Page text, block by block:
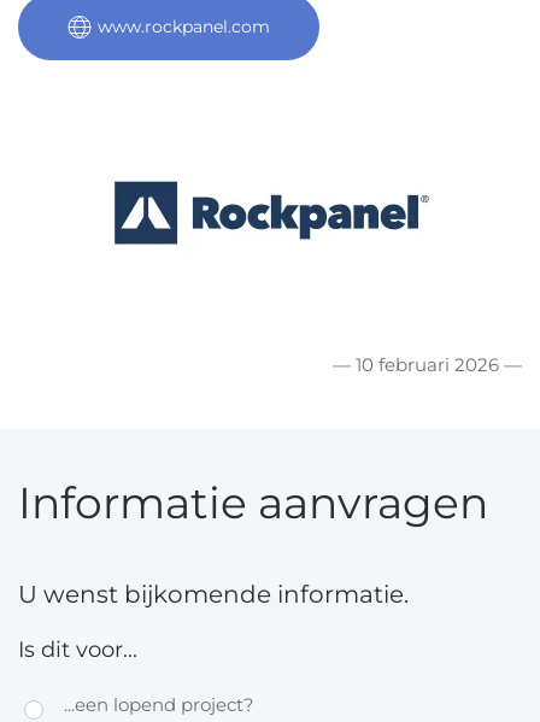
www.rockpanel.com
— 10 februari 2026 —
Informatie aanvragen
U wenst bijkomende informatie.
Is dit voor...
...een lopend project?